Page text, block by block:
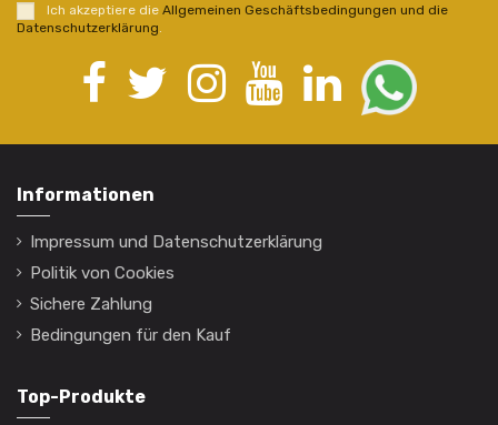
Ich akzeptiere die Allgemeinen Geschäftsbedingungen und die
Datenschutzerklärung
Informationen
Impressum und Datenschutzerklärung
Politik von Cookies
Sichere Zahlung
Bedingungen für den Kauf
Top-Produkte